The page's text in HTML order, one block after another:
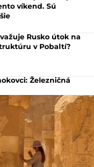
víkend. Sú
Rusko útok na
v Pobaltí?
Železničná